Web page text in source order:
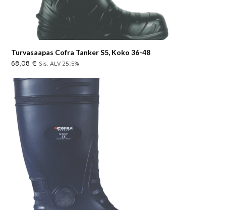
Turvasaapas Cofra Tanker S5, Koko 36-48
68,08 € Sis. ALV 25,5%